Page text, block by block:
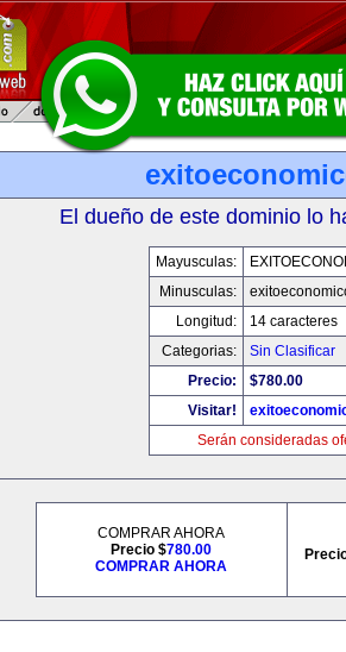
El dueño de este dominio lo
Mayusculas:
Minusculas:
Longitud:
14 caracteres
Categorias:
Sin Clasificar
Precio:
$780.00
Visitar!
Serán consideradas
COMPRAR AHORA
Precio $780.00
COMPRAR AHORA